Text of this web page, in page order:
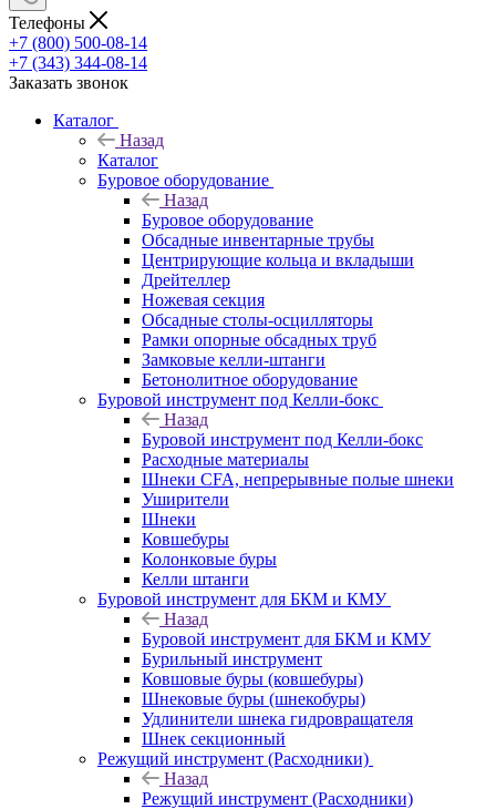
Телефоны
+7 (800) 500-08-14
+7 (343) 344-08-14
Заказать звонок
Каталог
Назад
Каталог
Буровое оборудование
Назад
Буровое оборудование
Обсадные инвентарные трубы
Центрирующие кольца и вкладыши
Дрейтеллер
Ножевая секция
Обсадные столы-осцилляторы
Рамки опорные обсадных труб
Замковые келли-штанги
Бетонолитное оборудование
Буровой инструмент под Келли-бокс
Назад
Буровой инструмент под Келли-бокс
Расходные материалы
Шнеки CFA, непрерывные полые шнеки
Уширители
Шнеки
Ковшебуры
Колонковые буры
Келли штанги
Буровой инструмент для БКМ и КМУ
Назад
Буровой инструмент для БКМ и КМУ
Бурильный инструмент
Ковшовые буры (ковшебуры)
Шнековые буры (шнекобуры)
Удлинители шнека гидровращателя
Шнек секционный
Режущий инструмент (Расходники)
Назад
Режущий инструмент (Расходники)